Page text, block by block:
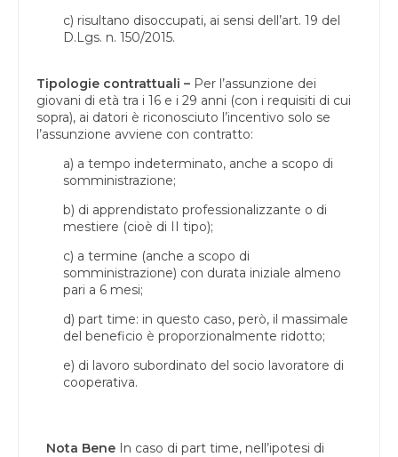
c) risultano disoccupati, ai sensi dell’art. 19 del
D.Lgs. n. 150/2015.
Tipologie contrattuali – Per l’assunzione dei
giovani di età tra i 16 e i 29 anni (con i requisiti di cui
sopra), ai datori è riconosciuto l’incentivo solo se
l’assunzione avviene con contratto:
a) a tempo indeterminato, anche a scopo di
somministrazione;
b) di apprendistato professionalizzante o di
mestiere (cioè di II tipo);
c) a termine (anche a scopo di
somministrazione) con durata iniziale almeno
pari a 6 mesi;
d) part time: in questo caso, però, il massimale
del beneficio è proporzionalmente ridotto;
e) di lavoro subordinato del socio lavoratore di
cooperativa.
Nota BeneIn caso di part time, nell’ipotesi di